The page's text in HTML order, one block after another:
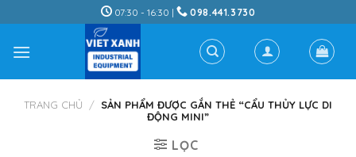
to
content
07:30 - 16:30 | 098.441.3730
TRANG CHỦ / SẢN PHẨM ĐƯỢC GẮN THẺ “CẨU THỦY LỰC DI
ĐỘNG MINI”
LỌC